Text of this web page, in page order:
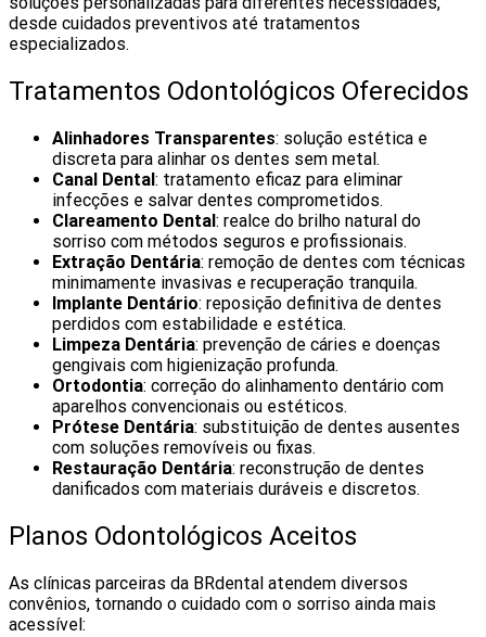
desde cuidados preventivos até tratamentos
especializados.
Tratamentos Odontológicos Oferecidos
Alinhadores Transparentes: solução estética e
discreta para alinhar os dentes sem metal.
Canal Dental : tratamento eficaz para eliminar
infecções e salvar dentes comprometidos.
Clareamento Dental : realce do brilho natural do
sorriso com métodos seguros e profissionais.
Extração Dentária: remoção de dentes com técnicas
minimamente invasivas e recuperação tranquila.
Implante Dentário: reposição definitiva de dentes
perdidos com estabilidade e estética.
Limpeza Dentária: prevenção de cáries e doenças
gengivais com higienização profunda.
Ortodontia: correção do alinhamento dentário com
aparelhos convencionais ou estéticos.
Prótese Dentária: substituição de dentes ausentes
com soluções removíveis ou fixas.
Restauração Dentária: reconstrução de dentes
danificados com materiais duráveis e discretos.
Planos Odontológicos Aceitos
As clínicas parceiras da BRdental atendem diversos
convênios, tornando o cuidado com o sorriso ainda mais
acessível: